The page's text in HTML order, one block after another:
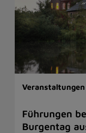
Führungen
Burgentag